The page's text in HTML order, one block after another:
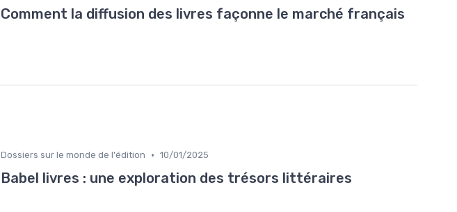
Comment la diffusion des livres façonne le marché français
Dossiers sur le monde de l'édition • 10/01/2025
Babel livres : une exploration des trésors littéraires